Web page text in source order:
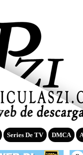
Series De TV DMCA